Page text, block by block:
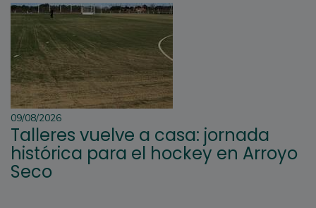
09/08/2026
Talleres vuelve a casa: jornada
histórica para el hockey en Arroyo
Seco